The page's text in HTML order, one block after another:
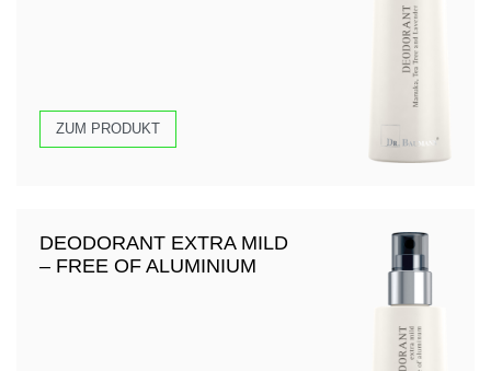
ZUM PRODUKT
DEODORANT EXTRA MILD
– FREE OF ALUMINIUM